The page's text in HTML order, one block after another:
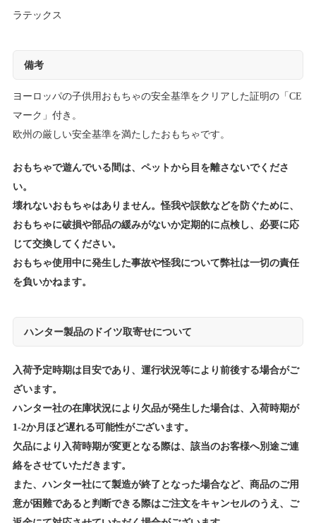
ラテックス
備考
ヨーロッパの子供用おもちゃの安全基準をクリアした証明の「CE
マーク」付き。
欧州の厳しい安全基準を満たしたおもちゃです。
おもちゃで遊んでいる間は、ペットから目を離さないでくださ
い。
壊れないおもちゃはありません。怪我や誤飲などを防ぐために、
おもちゃに破損や部品の緩みがないか定期的に点検し、必要に応
じて交換してください。
おもちゃ使用中に発生した事故や怪我について弊社は一切の責任
を負いかねます。
ハンター製品のドイツ取寄せについて
入荷予定時期は目安であり、運行状況等により前後する場合がご
ざいます。
ハンター社の在庫状況により欠品が発生した場合は、入荷時期が
1-2か月ほど遅れる可能性がございます。
欠品により入荷時期が変更となる際は、該当のお客様へ別途ご連
絡をさせていただきます。
また、ハンター社にて製造が終了となった場合など、商品のご用
意が困難であると判断できる際はご注文をキャンセルのうえ、ご